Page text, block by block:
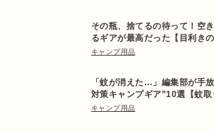
その瓶、捨てるの待って！空
るギアが最高だった【目利き
キャンプ用品
「蚊が消えた…」編集部が手
対策キャンプギア”10選【蚊取
キャンプ用品